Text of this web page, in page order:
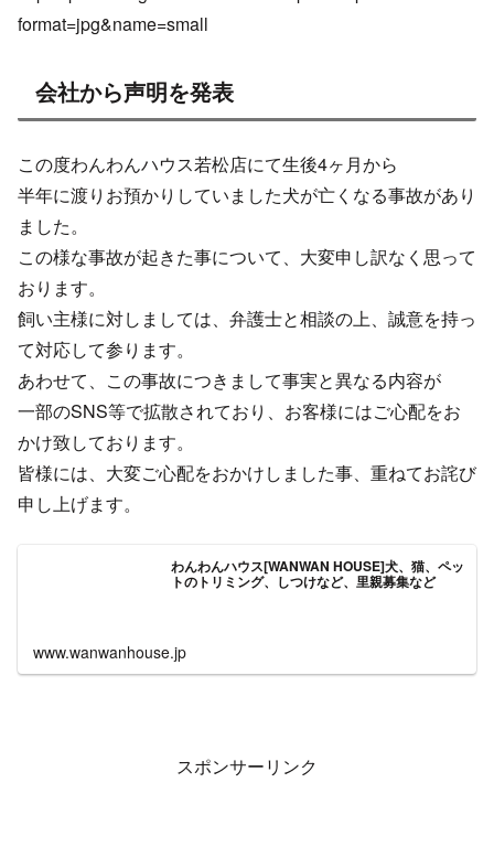
format=jpg&name=small
会社から声明を発表
この度わんわんハウス若松店にて生後4ヶ月から
半年に渡りお預かりしていました犬が亡くなる事故があり
ました。
この様な事故が起きた事について、大変申し訳なく思って
おります。
飼い主様に対しましては、弁護士と相談の上、誠意を持っ
て対応して参ります。
あわせて、この事故につきまして事実と異なる内容が
一部のSNS等で拡散されており、お客様にはご心配をお
かけ致しております。
皆様には、大変ご心配をおかけしました事、重ねてお詫び
申し上げます。
わんわんハウス[WANWAN HOUSE]犬、猫、ペッ
トのトリミング、しつけなど、里親募集など
www.wanwanhouse.jp
スポンサーリンク